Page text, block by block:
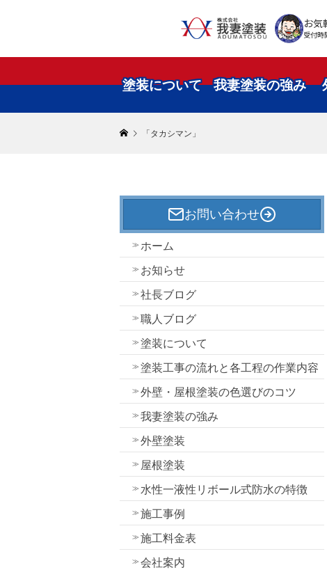
お気
受付時
塗装について 我妻塗装の強み
「タカシマン」
お問い合わせ
ホーム
お知らせ
社長ブログ
職人ブログ
塗装について
塗装工事の流れと各工程の作業内容
外壁・屋根塗装の色選びのコツ
我妻塗装の強み
外壁塗装
屋根塗装
水性一液性リボール式防水の特徴
施工事例
施工料金表
会社案内